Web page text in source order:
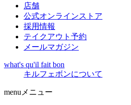
店舗
公式オンラインストア
採用情報
テイクアウト予約
メールマガジン
what's qu'il fait bon
キルフェボンについて
menu メニュー